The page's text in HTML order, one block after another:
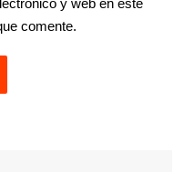
comente.